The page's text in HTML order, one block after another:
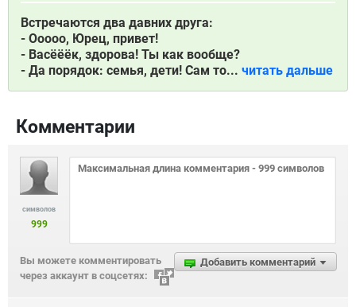
Встречаются два давних друга:
- Ооооо, Юрец, привет!
- Васёёёк, здорова! Ты как вообще?
- Да порядок: семья, дети! Сам то... читать дальше
Комментарии
символов
999
Добавить комментарий
Вы можете комментировать
через аккаунт в соцсетях: